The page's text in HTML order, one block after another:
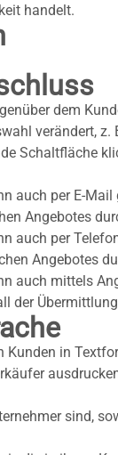
handelt.
dem
verändert,
Schaltfläche
auch per E-
Angebotes
auch per
Angebotes
auch mittels
in
sind,